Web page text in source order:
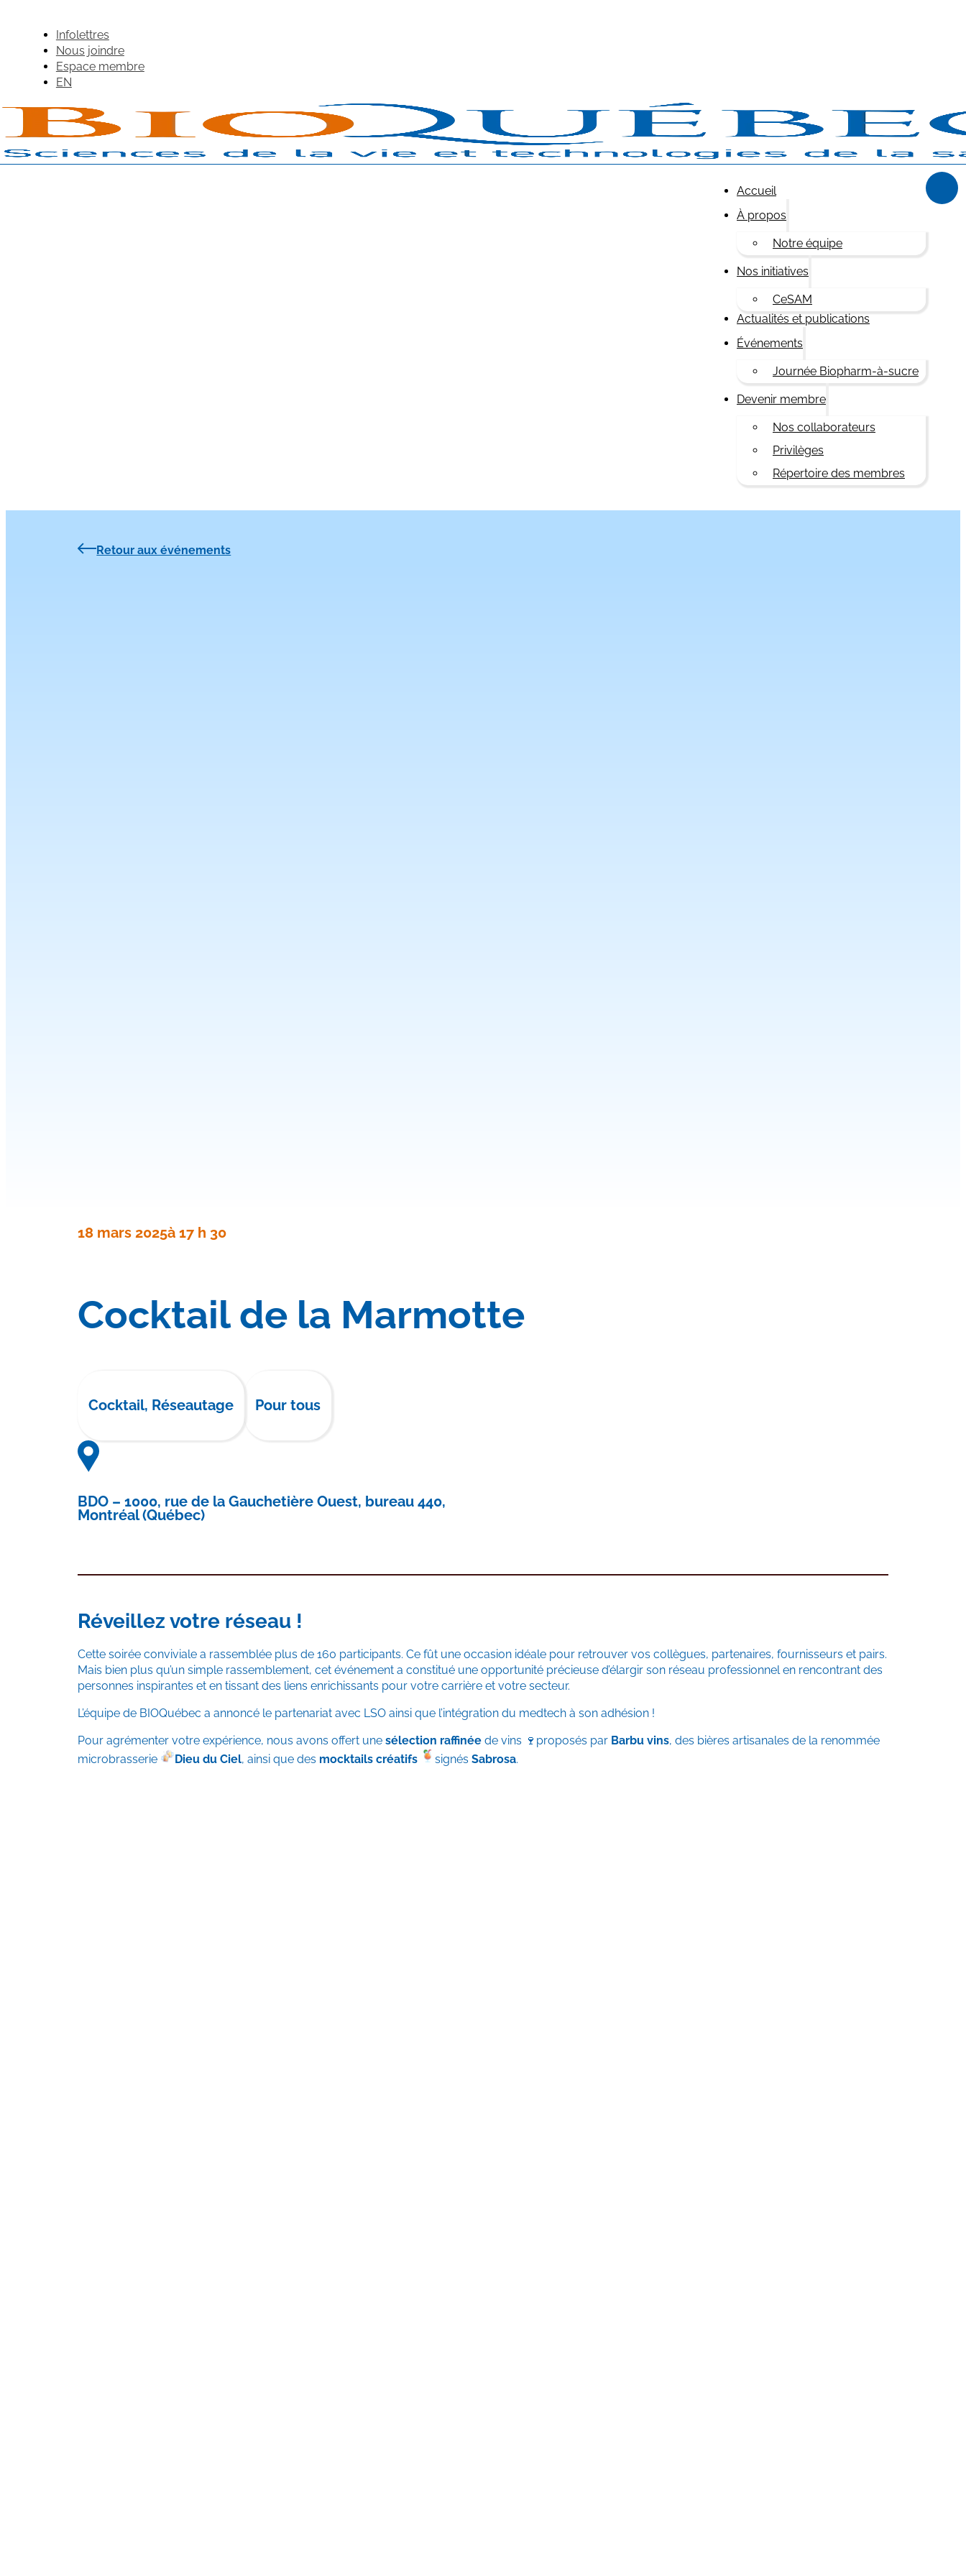
Accueil
À propos
Notre équipe
Nos initiatives
CeSAM
Actualités et publications
Événements
Journée Biopharm-à-sucre
Devenir membre
Nos collaborateurs
Privilèges
Répertoire des membres
Infolettres
Nous joindre
Espace membre
EN
Retour aux événements
18 mars 2025à 17 h 30
Cocktail de la Marmotte
Cocktail, Réseautage Pour tous
BDO – 1000, rue de la Gauchetière Ouest, bureau 440,
Montréal (Québec)
Réveillez votre réseau !
Cette soirée conviviale a rassemblée plus de 160 participants. Ce fût une occasion idéale pour retrouver vos collègues, partenaires, fournisseurs et pairs.
Mais bien plus qu’un simple rassemblement, cet événement a constitué une opportunité précieuse d’élargir son réseau professionnel en rencontrant des
personnes inspirantes et en tissant des liens enrichissants pour votre carrière et votre secteur.
L’équipe de BIOQuébec a annoncé le partenariat avec LSO ainsi que l’intégration du medtech à son adhésion !
Pour agrémenter votre expérience, nous avons offert unesélection raffinée de vins 🍷proposés par Barbu vins, des bières artisanales de la renommée
microbrasserie
Dieu du Ciel, ainsi que des mocktails créatifs signésSabrosa.